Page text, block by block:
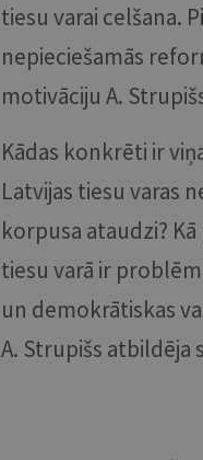
tiesu varai celšana.
nepieciešamās
motivāciju A.
Kādas konkrēti ir
Latvijas tiesu varas
korpusa ataudzi?
tiesu varā ir
un demokrātiskas
A. Strupišs atbildēja